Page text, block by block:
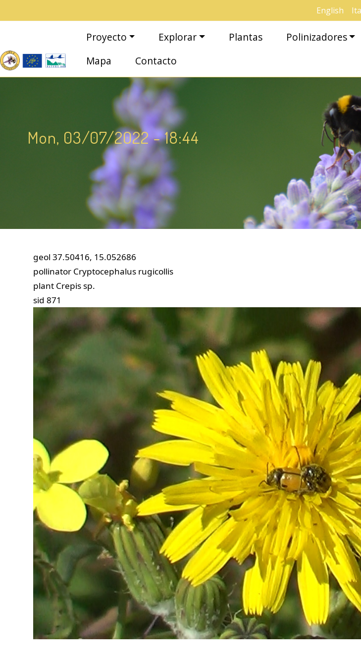
English
Navegación principal
Proyecto Explorar Plantas Polinizadores
Mapa
Contacto
Mon, 03/07/2022 - 18:44
geol 37.50416, 15.052686
pollinator Cryptocephalus rugicollis
plant Crepis sp.
sid 871